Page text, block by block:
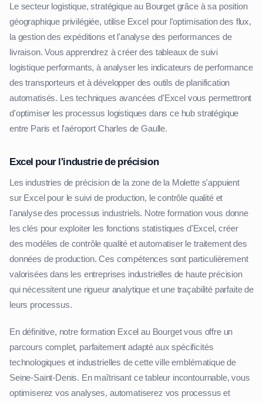
Le secteur logistique, stratégique au Bourget grâce à sa position
géographique privilégiée, utilise Excel pour l'optimisation des flux,
la gestion des expéditions et l'analyse des performances de
livraison. Vous apprendrez à créer des tableaux de suivi
logistique performants, à analyser les indicateurs de performance
des transporteurs et à développer des outils de planification
automatisés. Les techniques avancées d'Excel vous permettront
d'optimiser les processus logistiques dans ce hub stratégique
entre Paris et l'aéroport Charles de Gaulle.
Excel pour l'industrie de précision
Les industries de précision de la zone de la Molette s'appuient
sur Excel pour le suivi de production, le contrôle qualité et
l'analyse des processus industriels. Notre formation vous donne
les clés pour exploiter les fonctions statistiques d'Excel, créer
des modèles de contrôle qualité et automatiser le traitement des
données de production. Ces compétences sont particulièrement
valorisées dans les entreprises industrielles de haute précision
qui nécessitent une rigueur analytique et une traçabilité parfaite de
leurs processus.
En définitive, notre formation Excel au Bourget vous offre un
parcours complet, parfaitement adapté aux spécificités
technologiques et industrielles de cette ville emblématique de
Seine-Saint-Denis. En maîtrisant ce tableur incontournable, vous
optimiserez vos analyses, automatiserez vos processus et